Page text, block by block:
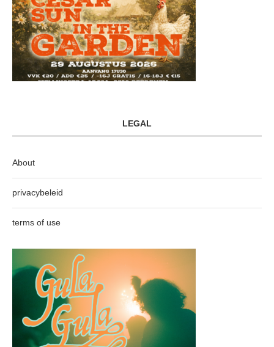
LEGAL
About
privacybeleid
terms of use